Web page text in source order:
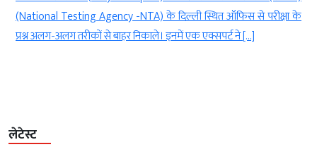
(National Testing Agency -NTA) के दिल्ली स्थित ऑफिस से परीक्षा के
प्रश्न अलग-अलग तरीकों से बाहर निकाले। इनमें एक एक्सपर्ट ने […]
लेटेस्ट